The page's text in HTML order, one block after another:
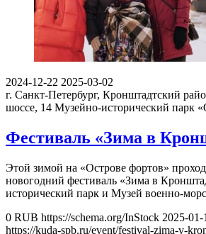
2024-12-22 2025-03-02
г. Санкт-Петербург, Кронштадтский
шоссе, 14 Музейно-исторический парк
Фестиваль «Зима в
Этой зимой на «Острове фортов»
новогодний фестиваль «Зима в
исторический парк и Музей военно-
0 RUB https://schema.org/InStock 2025-
https://kuda-spb.ru/event/festival-zima-v-